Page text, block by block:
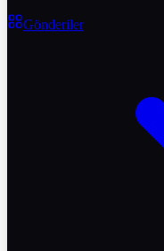
Gönderiler